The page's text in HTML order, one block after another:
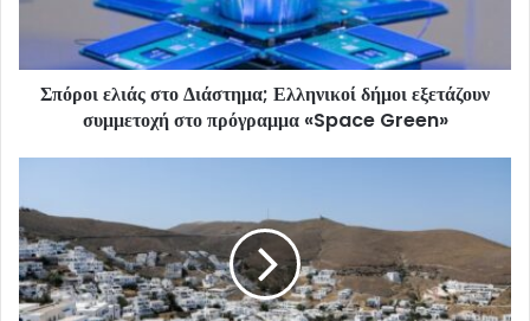
Σπόροι ελιάς στο Διάστημα; Ελληνικοί δήμοι εξετάζουν
συμμετοχή στο πρόγραμμα «Space Green»